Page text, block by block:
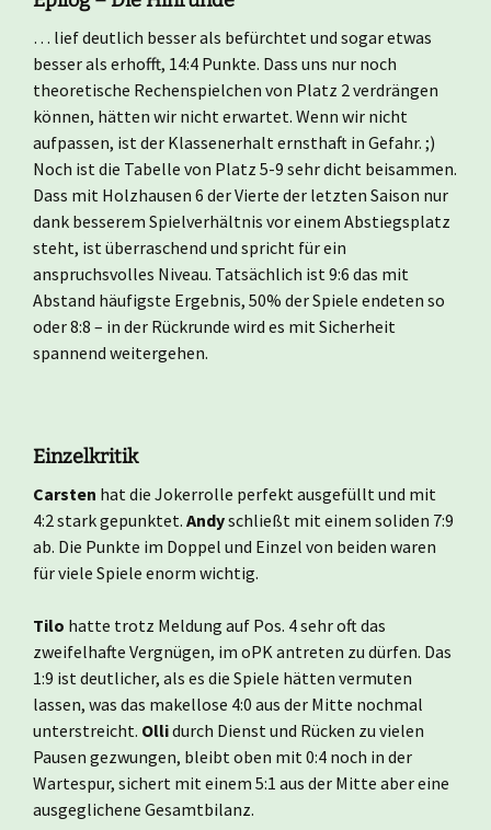
… lief deutlich besser als befürchtet und sogar etwas
besser als erhofft, 14:4 Punkte. Dass uns nur noch
theoretische Rechenspielchen von Platz 2 verdrängen
können, hätten wir nicht erwartet. Wenn wir nicht
aufpassen, ist der Klassenerhalt ernsthaft in Gefahr. ;)
Noch ist die Tabelle von Platz 5-9 sehr dicht beisammen.
Dass mit Holzhausen 6 der Vierte der letzten Saison nur
dank besserem Spielverhältnis vor einem Abstiegsplatz
steht, ist überraschend und spricht für ein
anspruchsvolles Niveau. Tatsächlich ist 9:6 das mit
Abstand häufigste Ergebnis, 50% der Spiele endeten so
oder 8:8 – in der Rückrunde wird es mit Sicherheit
spannend weitergehen.
Einzelkritik
Carsten hat die Jokerrolle perfekt ausgefüllt und mit
4:2 stark gepunktet. Andyschließt mit einem soliden 7:9
ab. Die Punkte im Doppel und Einzel von beiden waren
für viele Spiele enorm wichtig.
Tilo hatte trotz Meldung auf Pos. 4 sehr oft das
zweifelhafte Vergnügen, im oPK antreten zu dürfen. Das
1:9 ist deutlicher, als es die Spiele hätten vermuten
lassen, was das makellose 4:0 aus der Mitte nochmal
unterstreicht. Ollidurch Dienst und Rücken zu vielen
Pausen gezwungen, bleibt oben mit 0:4 noch in der
Wartespur, sichert mit einem 5:1 aus der Mitte aber eine
ausgeglichene Gesamtbilanz.